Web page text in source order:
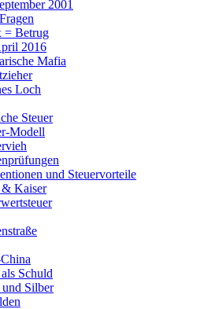
2001
= Betrug
2016
Mafia
Loch
Steuer
Modell
und Steuervorteile
Kaiser
Schuld
Silber